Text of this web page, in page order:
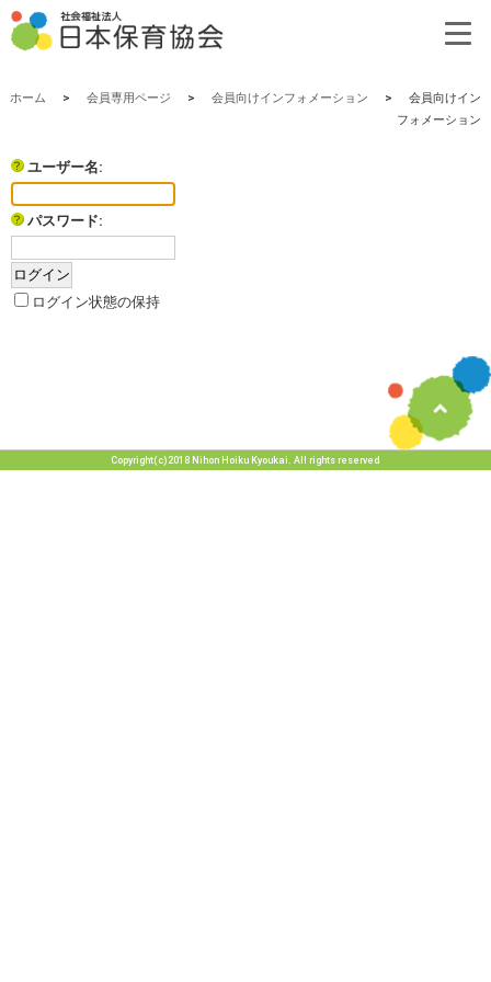
ホーム > 会員専用ページ > 会員向けインフォメーション >
会員向けイン
フォメーション
ユーザー名:
パスワード:
ログイン状態の保持
Copyright(c)2018 Nihon Hoiku Kyoukai. All rights reserved